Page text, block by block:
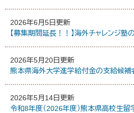
2026年6月5日更新
【募集期間延長！！】海外チャレンジ塾
2026年5月20日更新
熊本県海外大学進学給付金の支給候補
2026年5月14日更新
令和8年度（2026年度）熊本県高校生